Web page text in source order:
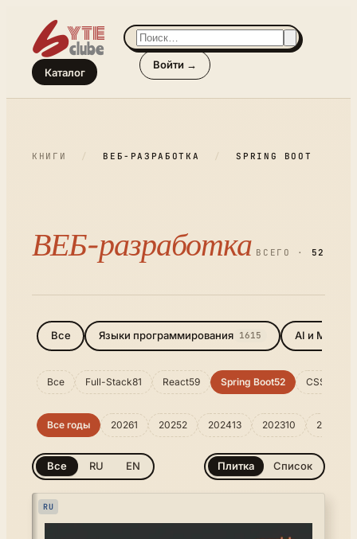
Каталог
Войти →
КНИГИ / ВЕБ-РАЗРАБОТКА / SPRING BOOT
ВЕБ-разработка ВСЕГО · 52
Все Языки программирования 1615 AI и ML
Все Full-Stack81 React59 Spring Boot52 CSS
Все годы 20261 20252 202413 202310 2022
Все RU EN Плитка Список
RU